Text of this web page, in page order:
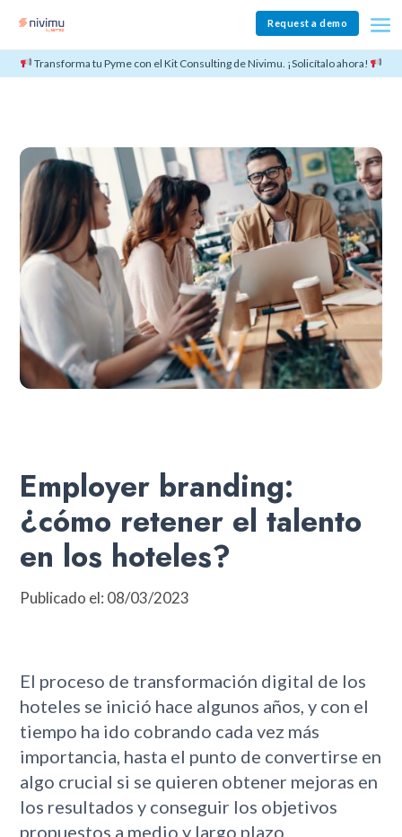
Request a demo
Transforma tu Pyme con el Kit Consulting de Nivimu. ¡Solicítalo ahora!
Employer branding:
¿cómo retener el talento
en los hoteles?
Publicado el: 08/03/2023
El proceso de transformación digital de los
hoteles se inició hace algunos años, y con el
tiempo ha ido cobrando cada vez más
importancia, hasta el punto de convertirse en
algo crucial si se quieren obtener mejoras en
los resultados y conseguir los objetivos
propuestos a medio y largo plazo.